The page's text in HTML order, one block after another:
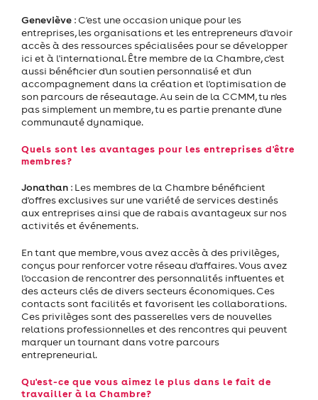
Geneviève : C'est une occasion unique pour les
entreprises, les organisations et les entrepreneurs d'avoir
accès à des ressources spécialisées pour se développer
ici et à l'international. Être membre de la Chambre, c'est
aussi bénéficier d'un soutien personnalisé et d'un
accompagnement dans la création et l'optimisation de
son parcours de réseautage. Au sein de la CCMM, tu n'es
pas simplement un membre, tu es partie prenante d'une
communauté dynamique.
Quels sont les avantages pour les entreprises d'être
membres?
Jonathan : Les membres de la Chambre bénéficient
d'offres exclusives sur une variété de services destinés
aux entreprises ainsi que de rabais avantageux sur nos
activités et événements.
En tant que membre, vous avez accès à des privilèges,
conçus pour renforcer votre réseau d'affaires. Vous avez
l'occasion de rencontrer des personnalités influentes et
des acteurs clés de divers secteurs économiques. Ces
contacts sont facilités et favorisent les collaborations.
Ces privilèges sont des passerelles vers de nouvelles
relations professionnelles et des rencontres qui peuvent
marquer un tournant dans votre parcours
entrepreneurial.
Qu'est-ce que vous aimez le plus dans le fait de
travailler à la Chambre?